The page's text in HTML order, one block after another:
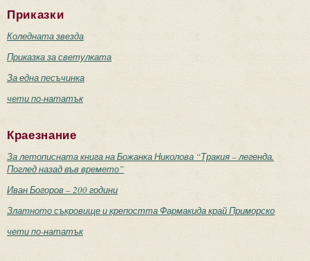
Приказки
Коледната звезда
Приказка за светулката
За една песъчинка
чети по-нататък
Краезнание
За летописната книга на Божанка Николова “Тракия – легенда.
Поглед назад във времето”
Иван Богоров – 200 години
Златното съкровище и крепостта Фармакида край Приморско
чети по-нататък